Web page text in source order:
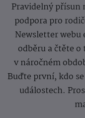
Pravidelný přísun
podpora pro
Newsletter webu
odběru a čtěte
v náročném
Buďte první, kdo
událostech.